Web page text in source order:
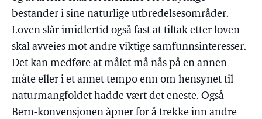
bestander i sine naturlige utbredelsesområder.
Loven slår imidlertid også fast at tiltak etter loven
skal avveies mot andre viktige samfunnsinteresser.
Det kan medføre at målet må nås på en annen
måte eller i et annet tempo enn om hensynet til
naturmangfoldet hadde vært det eneste. Også
Bern-konvensjonen åpner for å trekke inn andre